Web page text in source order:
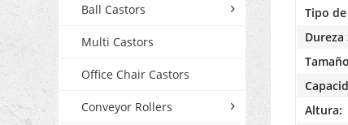
Ball Castors
Multi Castors
Office Chair Castors
Conveyor Rollers
Tipo
Dureza
Altura: